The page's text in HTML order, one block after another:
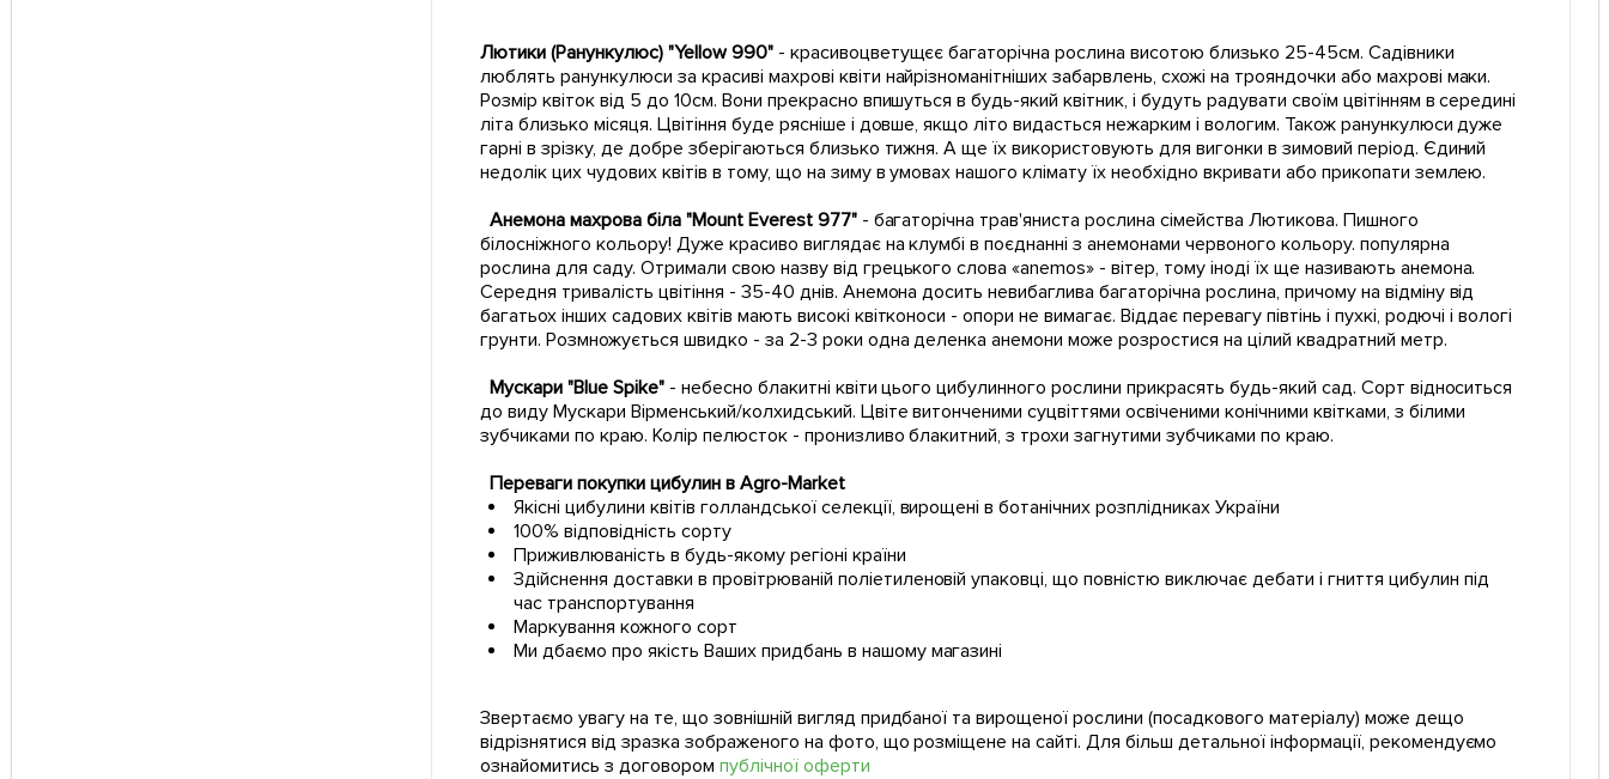
Лютики (Ранункулюс) "Yellow 990" - красивоцветущєє багаторічна рослина висотою близько 25-45см. Садівники
люблять ранункулюси за красиві махрові квіти найрізноманітніших забарвлень, схожі на трояндочки або махрові маки.
Розмір квіток від 5 до 10см. Вони прекрасно впишуться в будь-який квітник, і будуть радувати своїм цвітінням в середині
літа близько місяця. Цвітіння буде рясніше і довше, якщо літо видасться нежарким і вологим. Також ранункулюси дуже
гарні в зрізку, де добре зберігаються близько тижня. А ще їх використовують для вигонки в зимовий період. Єдиний
недолік цих чудових квітів в тому, що на зиму в умовах нашого клімату їх необхідно вкривати або прикопати землею.
Анемона махрова біла "Mount Everest 977" - багаторічна трав'яниста рослина сімейства Лютикова. Пишного
білосніжного кольору! Дуже красиво виглядає на клумбі в поєднанні з анемонами червоного кольору. популярна
рослина для саду. Отримали свою назву від грецького слова «anemos» - вітер, тому іноді їх ще називають анемона.
Середня тривалість цвітіння - 35-40 днів. Анемона досить невибаглива багаторічна рослина, причому на відміну від
багатьох інших садових квітів мають високі квітконоси - опори не вимагає. Віддає перевагу півтінь і пухкі, родючі і вологі
грунти. Розмножується швидко - за 2-3 роки одна деленка анемони може розростися на цілий квадратний метр.
Мускари "Blue Spike" - небесно блакитні квіти цього цибулинного рослини прикрасять будь-який сад. Сорт відноситься
до виду Мускари Вірменський/колхидський. Цвіте витонченими суцвіттями освіченими конічними квітками, з білими
зубчиками по краю. Колір пелюсток - пронизливо блакитний, з трохи загнутими зубчиками по краю.
Переваги покупки цибулин в Agro-Market
Якісні цибулини квітів голландської селекції, вирощені в ботанічних розплідниках України
100% відповідність сорту
Приживлюваність в будь-якому регіоні країни
Здійснення доставки в провітрюваній поліетиленовій упаковці, що повністю виключає дебати і гниття цибулин під
час транспортування
Маркування кожного сорт
Ми дбаємо про якість Ваших придбань в нашому магазині
Звертаємо увагу на те, що зовнішній вигляд придбаної та вирощеної рослини (посадкового матеріалу) може дещо
відрізнятися від зразка зображеного на фото, що розміщене на сайті. Для більш детальної інформації, рекомендуємо
ознайомитись з договором публічної оферти